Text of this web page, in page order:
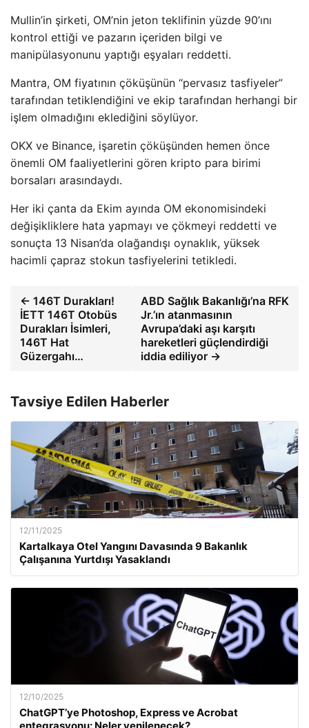
Mullin’in şirketi, OM’nin jeton teklifinin yüzde 90’ını
kontrol ettiği ve pazarın içeriden bilgi ve
manipülasyonunu yaptığı eşyaları reddetti.
Mantra, OM fiyatının çöküşünün “pervasız tasfiyeler”
tarafından tetiklendiğini ve ekip tarafından herhangi bir
işlem olmadığını eklediğini söylüyor.
OKX ve Binance, işaretin çöküşünden hemen önce
önemli OM faaliyetlerini gören kripto para birimi
borsaları arasındaydı.
Her iki çanta da Ekim ayında OM ekonomisindeki
değişikliklere hata yapmayı ve çökmeyi reddetti ve
sonuçta 13 Nisan’da olağandışı oynaklık, yüksek
hacimli çapraz stokun tasfiyelerini tetikledi.
← 146T Durakları!
İETT 146T Otobüs
Durakları İsimleri,
146T Hat
Güzergahı…
ABD Sağlık Bakanlığı’na RFK
Jr.’ın atanmasının
Avrupa’daki aşı karşıtı
hareketleri güçlendirdiği
iddia ediliyor →
Tavsiye Edilen Haberler
12/11/2025
Kartalkaya Otel Yangını Davasında 9 Bakanlık
Çalışanına Yurtdışı Yasaklandı
12/10/2025
ChatGPT’ye Photoshop, Express ve Acrobat